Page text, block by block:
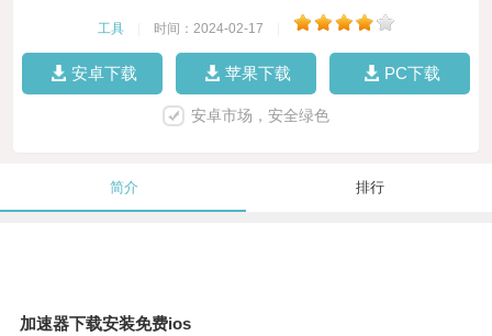
工具 时间：2024-02-17
安卓下载 苹果下载 PC下载
安卓市场，安全绿色
简介 排行
加速器下载安装免费ios